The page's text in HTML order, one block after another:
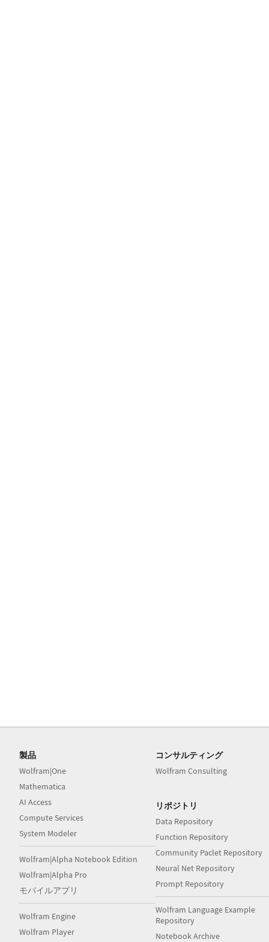
製品
Wolfram|One
Mathematica
AI Access
Compute Services
System Modeler
Wolfram|Alpha Notebook Edition
Wolfram|Alpha Pro
モバイルアプリ
Wolfram Engine
Wolfram Player
コンサルティング
Wolfram Consulting
リポジトリ
Data Repository
Function Repository
Community Paclet Repository
Neural Net Repository
Prompt Repository
Wolfram Language Example
Repository
Notebook Archive